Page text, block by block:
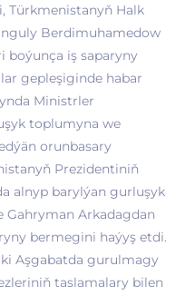
Türkmenistanyň Halk
Berdimuhamedow
boýunça iş saparyny
gepleşiginde habar
Ministrler
toplumyna we
orunbasary
Prezidentiniň
alnyp barylýan gurluşyk
Gahryman Arkadagdan
bermegini haýyş etdi.
Aşgabatda gurulmagy
taslamalary bilen